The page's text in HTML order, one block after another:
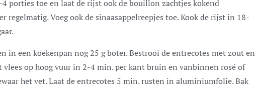
porties toe en laat de rijst ook de bouillon zachtjes kokend
regelmatig. Voeg ook de sinaasappelreepjes toe. Kook de rijst in 18-
in een koekenpan nog 25 g boter. Bestrooi de entrecotes met zout en
vlees op hoog vuur in 2-4 min. per kant bruin en vanbinnen rosé of
het vet. Laat de entrecotes 5 min. rusten in aluminiumfolie. Bak